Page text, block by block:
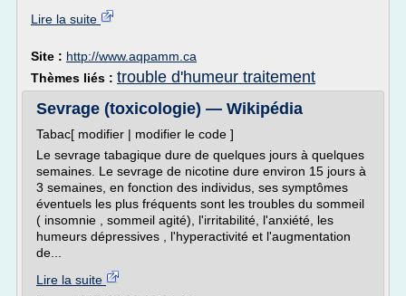
Lire la suite
Site : http://www.aqpamm.ca
Thèmes liés : trouble d'humeur traitement
Sevrage (toxicologie) — Wikipédia
Tabac[ modifier | modifier le code ]
Le sevrage tabagique dure de quelques jours à quelques
semaines. Le sevrage de nicotine dure environ 15 jours à
3 semaines, en fonction des individus, ses symptômes
éventuels les plus fréquents sont les troubles du sommeil
( insomnie , sommeil agité), l'irritabilité, l'anxiété, les
humeurs dépressives , l'hyperactivité et l'augmentation
de...
Lire la suite